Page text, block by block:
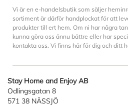
Vi är en e-handelsbutik som säljer
sortiment är därför handplockat för att
produkter till ert hem. Om ni har några
kunna göra oss ännu bättre eller har
kontakta oss. Vi finns här för dig och ditt
Stay Home and Enjoy AB
Odlingsgatan 8
571 38 NÄSSJÖ